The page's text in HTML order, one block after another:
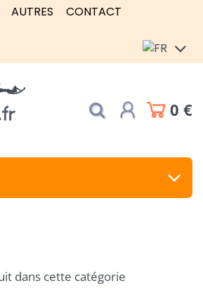
AUTRES
CONTACT
0 €
dans cette catégorie